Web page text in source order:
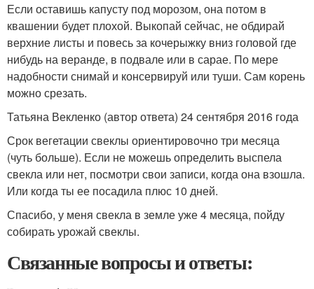
Если оставишь капусту под морозом, она потом в
квашении будет плохой. Выкопай сейчас, не обдирай
верхние листы и повесь за кочерыжку вниз головой где
нибудь на веранде, в подвале или в сарае. По мере
надобности снимай и консервируй или туши. Сам корень
можно срезать.
Татьяна Векленко (автор ответа) 24 сентября 2016 года
Срок вегетации свеклы ориентировочно три месяца
(чуть больше). Если не можешь определить выспела
свекла или нет, посмотри свои записи, когда она взошла.
Или когда ты ее посадила плюс 10 дней.
Спасибо, у меня свекла в земле уже 4 месяца, пойду
собирать урожай свеклы.
Связанные вопросы и ответы: